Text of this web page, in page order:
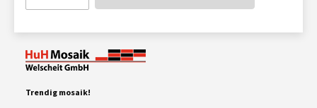
Trendig mosaik!